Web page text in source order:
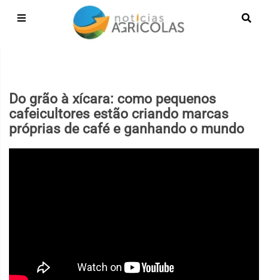
Do grão à xícara: como pequenos
cafeicultores estão criando marcas
próprias de café e ganhando o mundo